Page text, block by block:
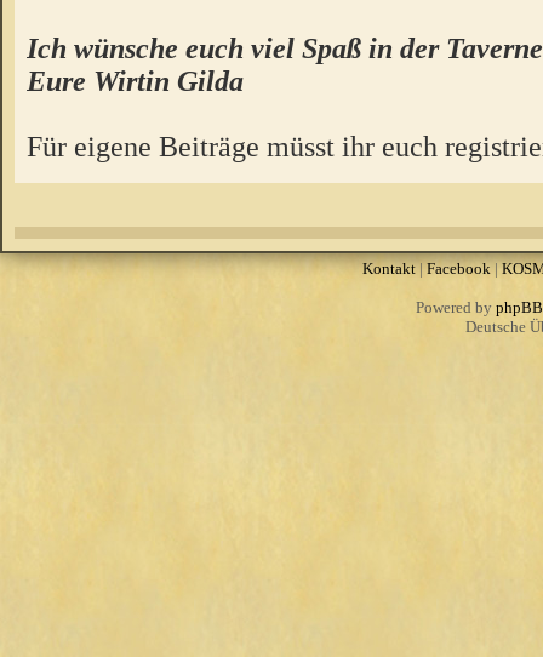
Ich wünsche euch viel Spaß in der
Eure Wirtin Gilda
Für eigene Beiträge müsst ihr euch
Kontakt| Facebook |
Powered by phpBB
Deutsche